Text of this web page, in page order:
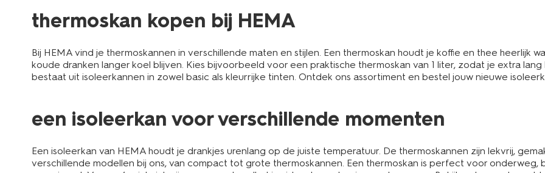
thermoskan kopen bij HEMA
Bij HEMA vind je thermoskannen in verschillende maten en stijlen. Een thermoskan houdt je koffie en thee heerlijk
koude dranken langer koel blijven. Kies bijvoorbeeld voor een praktische thermoskan van 1 liter, zodat je extra
bestaat uit isoleerkannen in zowel basic als kleurrijke tinten. Ontdek ons assortiment en bestel jouw nieuwe
een isoleerkan voor verschillende momenten
Een isoleerkan van HEMA houdt je drankjes urenlang op de juiste temperatuur. De thermoskannen zijn lekvrij,
verschillende modellen bij ons, van compact tot grote thermoskannen. Een thermoskan is perfect voor